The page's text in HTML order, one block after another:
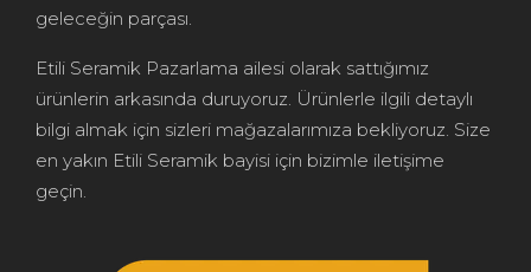
geleceğin parçası.
Etili Seramik Pazarlama ailesi olarak sattığımız
ürünlerin arkasında duruyoruz. Ürünlerle ilgili detaylı
bilgi almak için sizleri mağazalarımıza bekliyoruz. Size
en yakın Etili Seramik bayisi için bizimle iletişime
geçin.